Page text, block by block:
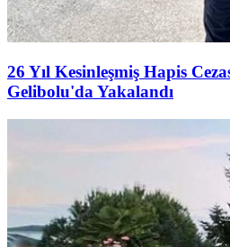
26 Yıl Kesinleşmiş Hapis
Gelibolu'da Yakalandı